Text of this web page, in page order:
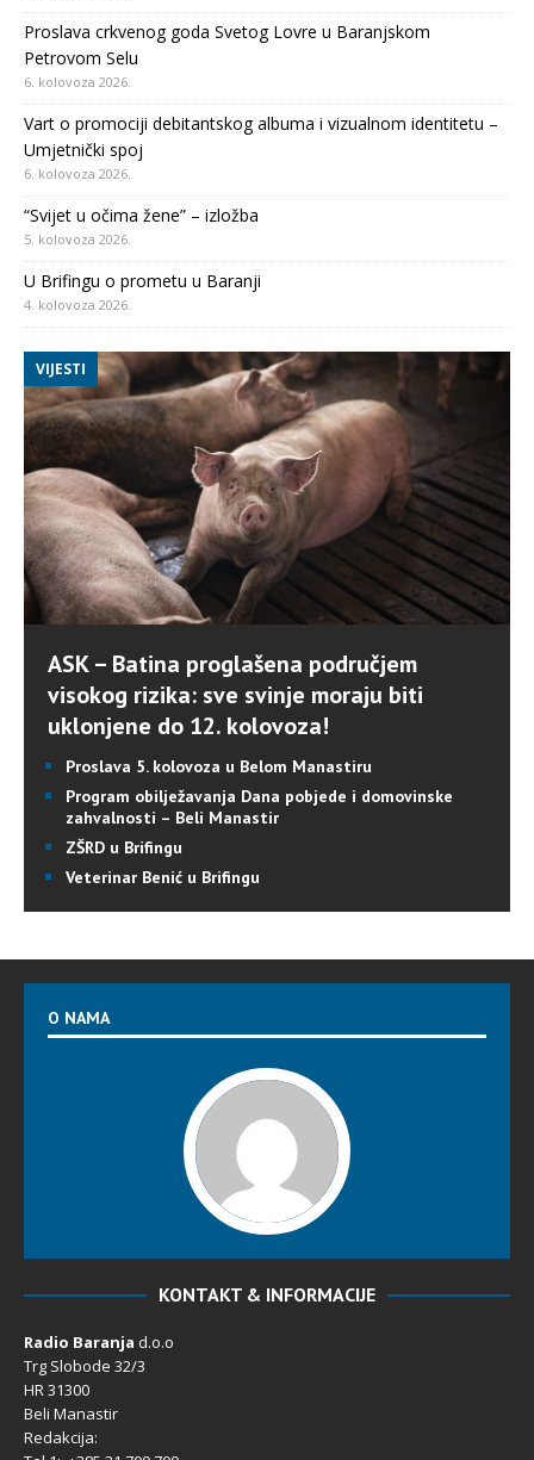
Proslava crkvenog goda Svetog Lovre u Baranjskom
Petrovom Selu
6. kolovoza 2026.
Vart o promociji debitantskog albuma i vizualnom identitetu –
Umjetnički spoj
6. kolovoza 2026.
“Svijet u očima žene” – izložba
5. kolovoza 2026.
U Brifingu o prometu u Baranji
4. kolovoza 2026.
VIJESTI
ASK – Batina proglašena područjem
visokog rizika: sve svinje moraju biti
uklonjene do 12. kolovoza!
Proslava 5. kolovoza u Belom Manastiru
Program obilježavanja Dana pobjede i domovinske
zahvalnosti – Beli Manastir
ZŠRD u Brifingu
Veterinar Benić u Brifingu
O NAMA
KONTAKT & INFORMACIJE
Radio Baranja d.o.o
Trg Slobode 32/3
HR 31300
Beli Manastir
Redakcija: